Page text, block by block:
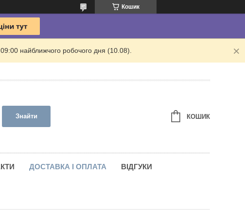
Кошик
найближчого робочого дня (10.08).
Знайти КОШИК
ДОСТАВКА І ОПЛАТА ВІДГУКИ